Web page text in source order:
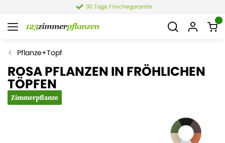
30 Tage Frischegarantie
Pflanze+Topf
ROSA PFLANZEN IN FRÖHLICHEN
TÖPFEN
Zimmerpflanze